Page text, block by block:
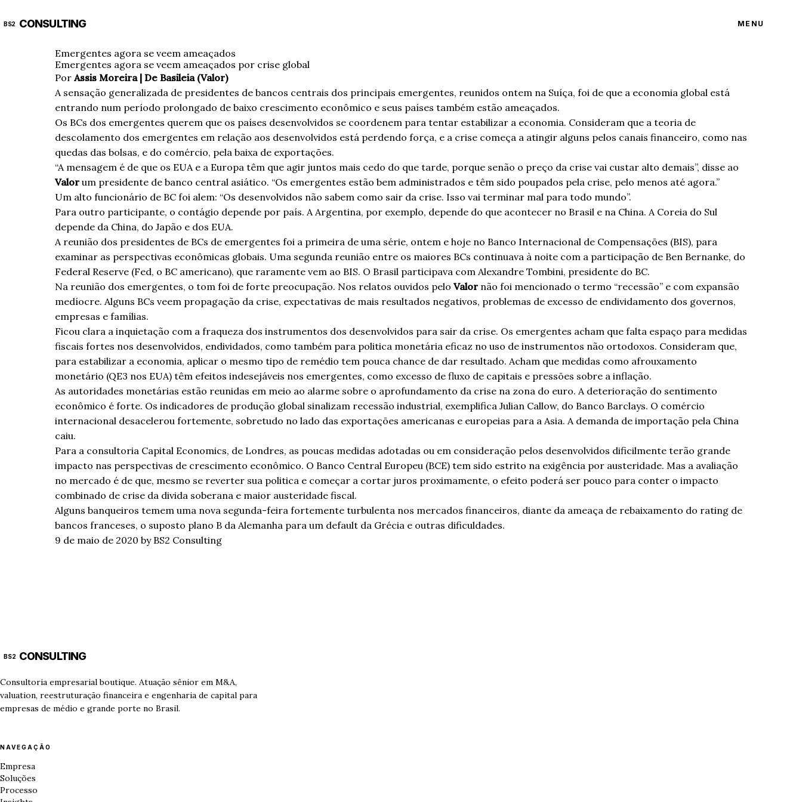
BS2 CONSULTING MENU
Emergentes agora se veem ameaçados
Emergentes agora se veem ameaçados por crise global
Por Assis Moreira | De Basileia (Valor)
A sensação generalizada de presidentes de bancos centrais dos principais emergentes, reunidos ontem na Suíça, foi de que a economia global está
entrando num período prolongado de baixo crescimento econômico e seus países também estão ameaçados.
Os BCs dos emergentes querem que os países desenvolvidos se coordenem para tentar estabilizar a economia. Consideram que a teoria de
descolamento dos emergentes em relação aos desenvolvidos está perdendo força, e a crise começa a atingir alguns pelos canais financeiro, como nas
quedas das bolsas, e do comércio, pela baixa de exportações.
“A mensagem é de que os EUA e a Europa têm que agir juntos mais cedo do que tarde, porque senão o preço da crise vai custar alto demais”, disse ao
Valorum presidente de banco central asiático. “Os emergentes estão bem administrados e têm sido poupados pela crise, pelo menos até agora.”
Um alto funcionário de BC foi alem: “Os desenvolvidos não sabem como sair da crise. Isso vai terminar mal para todo mundo”.
Para outro participante, o contágio depende por país. A Argentina, por exemplo, depende do que acontecer no Brasil e na China. A Coreia do Sul
depende da China, do Japão e dos EUA.
A reunião dos presidentes de BCs de emergentes foi a primeira de uma série, ontem e hoje no Banco Internacional de Compensações (BIS), para
examinar as perspectivas econômicas globais. Uma segunda reunião entre os maiores BCs continuava à noite com a participação de Ben Bernanke, do
Federal Reserve (Fed, o BC americano), que raramente vem ao BIS. O Brasil participava com Alexandre Tombini, presidente do BC.
Na reunião dos emergentes, o tom foi de forte preocupação. Nos relatos ouvidos pelo Valor não foi mencionado o termo “recessão” e com expansão
medíocre. Alguns BCs veem propagação da crise, expectativas de mais resultados negativos, problemas de excesso de endividamento dos governos,
empresas e famílias.
Ficou clara a inquietação com a fraqueza dos instrumentos dos desenvolvidos para sair da crise. Os emergentes acham que falta espaço para medidas
fiscais fortes nos desenvolvidos, endividados, como também para politica monetária eficaz no uso de instrumentos não ortodoxos. Consideram que,
para estabilizar a economia, aplicar o mesmo tipo de remédio tem pouca chance de dar resultado. Acham que medidas como afrouxamento
monetário (QE3 nos EUA) têm efeitos indesejáveis nos emergentes, como excesso de fluxo de capitais e pressões sobre a inflação.
As autoridades monetárias estão reunidas em meio ao alarme sobre o aprofundamento da crise na zona do euro. A deterioração do sentimento
econômico é forte. Os indicadores de produção global sinalizam recessão industrial, exemplifica Julian Callow, do Banco Barclays. O comércio
internacional desacelerou fortemente, sobretudo no lado das exportações americanas e europeias para a Asia. A demanda de importação pela China
caiu.
Para a consultoria Capital Economics, de Londres, as poucas medidas adotadas ou em consideração pelos desenvolvidos dificilmente terão grande
impacto nas perspectivas de crescimento econômico. O Banco Central Europeu (BCE) tem sido estrito na exigência por austeridade. Mas a avaliação
no mercado é de que, mesmo se reverter sua politica e começar a cortar juros proximamente, o efeito poderá ser pouco para conter o impacto
combinado de crise da divida soberana e maior austeridade fiscal.
Alguns banqueiros temem uma nova segunda-feira fortemente turbulenta nos mercados financeiros, diante da ameaça de rebaixamento do rating de
bancos franceses, o suposto plano B da Alemanha para um default da Grécia e outras dificuldades.
9 de maio de 2020 by BS2 Consulting
BS2 CONSULTING
Consultoria empresarial boutique. Atuação sênior em M&A,
valuation, reestruturação financeira e engenharia de capital para
empresas de médio e grande porte no Brasil.
NAVEGAÇÃO
Empresa
Soluções
Processo